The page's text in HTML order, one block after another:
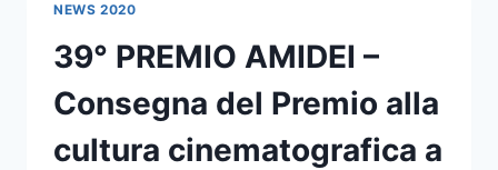
NEWS 2020
39° PREMIO AMIDEI –
Consegna del Premio alla
cultura cinematografica a